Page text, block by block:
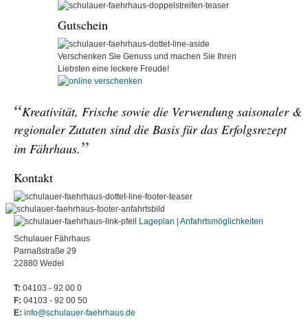
Gutschein
Verschenken Sie Genuss und machen Sie Ihren
Liebsten eine leckere Freude!
Kreativität, Frische sowie die Verwendung saisonaler &
regionaler Zutaten sind die Basis für das Erfolgsrezept
im Fährhaus.
Kontakt
Lageplan | Anfahrtsmöglichkeiten
Schulauer Fährhaus
Parnaßstraße 29
22880 Wedel
T: 04103 - 92 00 0
F: 04103 - 92 00 50
E: info@schulauer-faehrhaus.de